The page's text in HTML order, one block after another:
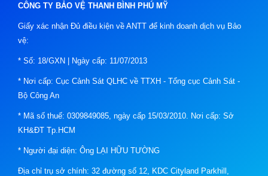
CÔNG TY BẢO VỆ THANH BÌNH PHÚ MỸ
Giấy xác nhận Đủ điều kiện về ANTT để kinh doanh dịch vụ Bảo
vệ:
* Số: 18/GXN | Ngày cấp: 11/07/2013
* Nơi cấp: Cục Cảnh Sát QLHC về TTXH - Tổng cục Cảnh Sát -
Bộ Công An
* Mã số thuế: 0309849085, ngày cấp 15/03/2010. Nơi cấp: Sở
KH&ĐT Tp.HCM
* Người đại diện: Ông LẠI HỮU TƯỜNG
Địa chỉ trụ sở chính: 32 đường số 12, KDC Cityland Parkhill,